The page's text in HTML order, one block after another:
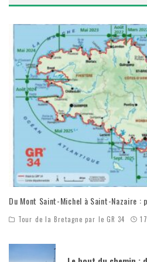
Du Mont Saint-Michel à Saint-Nazaire :
Tour de la Bretagne par le GR 34